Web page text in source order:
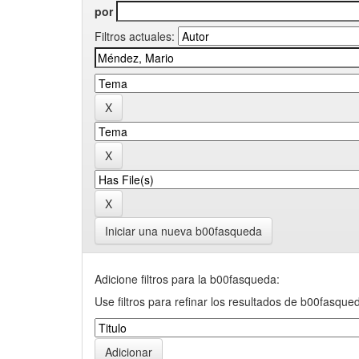
por
Filtros actuales:
Iniciar una nueva b00fasqueda
Adicione filtros para la b00fasqueda:
Use filtros para refinar los resultados de